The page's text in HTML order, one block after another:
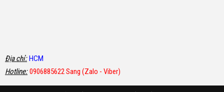
Địa chỉ: HCM
Hotline: 0906885622 Sang (Zalo - Viber)